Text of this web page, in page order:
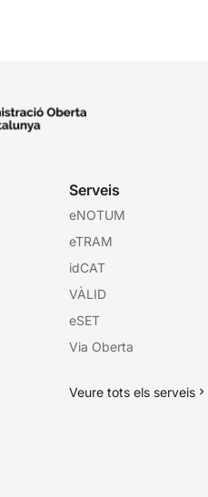
Serveis
eNOTUM
eTRAM
idCAT
VÀLID
eSET
Via Oberta
Veure tots els serveis